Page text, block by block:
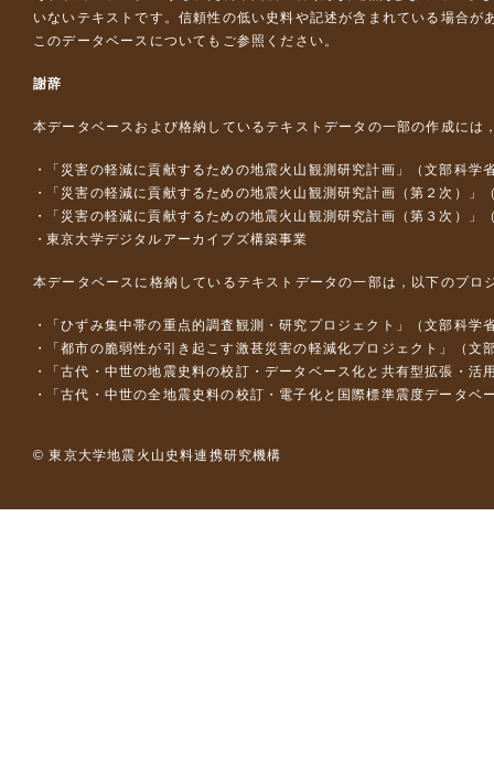
いないテキストです。信頼性の低い史料や記述が含まれている場合が
このデータベースについて もご参照ください。
謝辞
本データベースおよび格納しているテキストデータの一部の作成には
「災害の軽減に貢献するための地震火山観測研究計画」（文部科学
「災害の軽減に貢献するための地震火山観測研究計画（第２次）」
「災害の軽減に貢献するための地震火山観測研究計画（第３次）」
東京大学デジタルアーカイブズ構築事業
本データベースに格納しているテキストデータの一部は，以下のプロ
「ひずみ集中帯の重点的調査観測・研究プロジェクト」（文部科
「都市の脆弱性が引き起こす激甚災害の軽減化プロジェクト」（
「古代・中世の地震史料の校訂・データベース化と共有型拡張・
「古代・中世の全地震史料の校訂・電子化と国際標準震度データ
© 東京大学地震火山史料連携研究機構